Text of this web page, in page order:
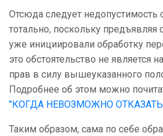
Отсюда следует недопустимость
тотально, поскольку
уже инициировали обработку
это обстоятельство не является
прав в силу вышеуказанного
Подробнее об этом можно
"КОГДА НЕВОЗМОЖНО
Таким образом, сама по себе